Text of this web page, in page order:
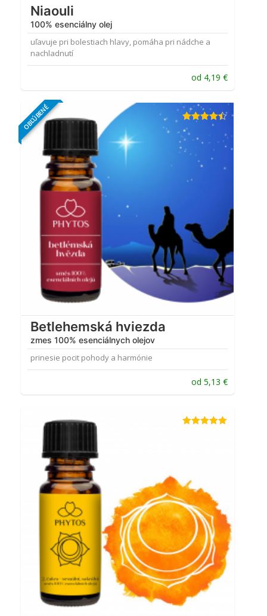
Niaouli
100% esenciálny olej
uľavuje pri bolestiach hlavy, pomáha pri nádche a
nachladnutí
od 4,19 €
OBĽÚBENÉ
Betlehemská hviezda
zmes 100% esenciálnych olejov
prinesie pocit pohody a harmónie
Hodnotenie
4.38z 5
od 5,13 €